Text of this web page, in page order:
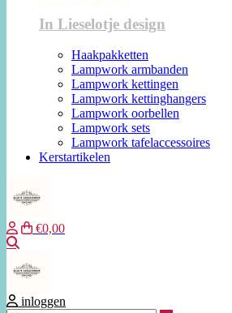
In Lieselotje design
Haakpakketten
Lampwork armbanden
Lampwork kettingen
Lampwork kettinghangers
Lampwork oorbellen
Lampwork sets
Lampwork tafelaccessoires
Kerstartikelen
€0,00
inloggen